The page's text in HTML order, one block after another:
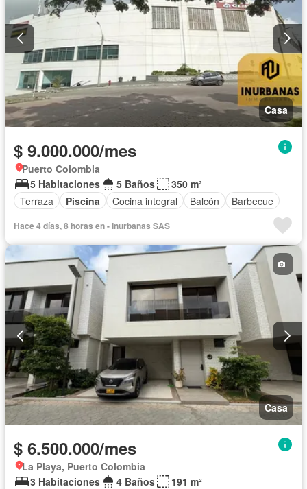
Casa
$ 9.000.000/mes
Puerto Colombia
5 Habitaciones
5 Baños
350 m²
Terraza
Piscina Cocina integral Balcón Barbecue
Hace 4 días, 8 horas en - Inurbanas SAS
Casa
$ 6.500.000/mes
La Playa, Puerto Colombia
3 Habitaciones
4 Baños
191 m²